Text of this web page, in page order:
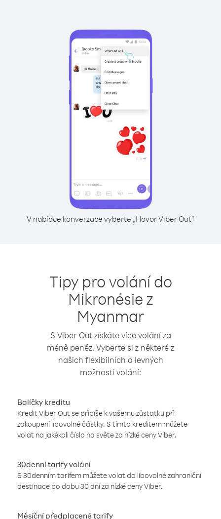
V nabídce konverzace vyberte „Hovor Viber Out“
Tipy pro volání do
Mikronésie z
Myanmar
S Viber Out získáte více volání za
méně peněz. Vyberte si z některé z
našich flexibilních a levných
možností volání:
Balíčky kreditu
Kredit Viber Out se připíše k vašemu zůstatku při
zakoupení libovolné částky. S tímto kreditem můžete
volat na jakékoli číslo na světe za nízké ceny Viber.
30denní tarify volání
S 30denním tarifem můžete volat do libovolné zahraniční
destinace po dobu 30 dní za nízké ceny Viber.
Měsíční předplacené tarify